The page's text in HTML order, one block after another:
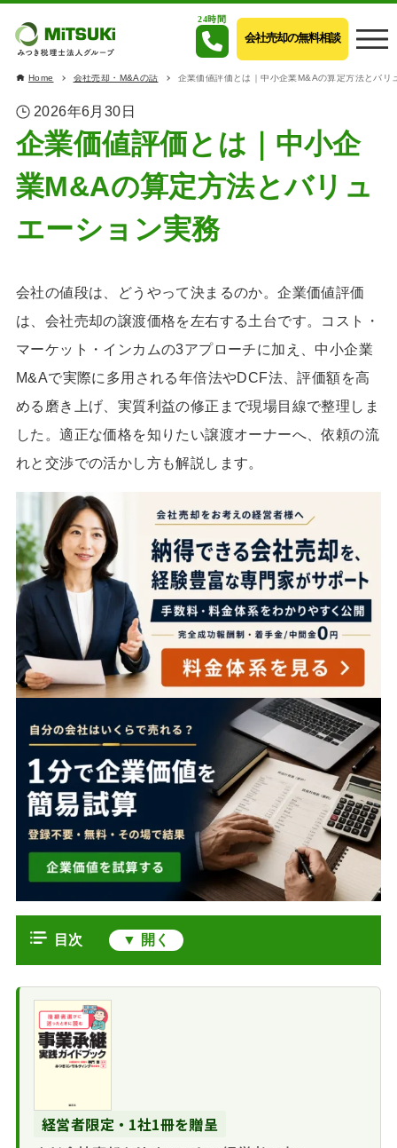
24時間
会社売却の無料相談
Home 会社売却・M&Aの話 企業価値評価とは｜中小企業M&Aの算定方法とバリ
2026年6月30日
企業価値評価とは｜中小企
業M&Aの算定方法とバリュ
エーション実務
会社の値段は、どうやって決まるのか。企業価値評価
は、会社売却の譲渡価格を左右する土台です。コスト・
マーケット・インカムの3アプローチに加え、中小企業
M&Aで実際に多用される年倍法やDCF法、評価額を高
める磨き上げ、実質利益の修正まで現場目線で整理しま
した。適正な価格を知りたい譲渡オーナーへ、依頼の流
れと交渉での活かし方も解説します。
目次
とは
企業価値・事業価値・株式価値の関
係と計算式
の3つの方法
コスト・アプロー
中小企業M&Aで実際に使われる算定
経営者限定・1社1冊を贈呈